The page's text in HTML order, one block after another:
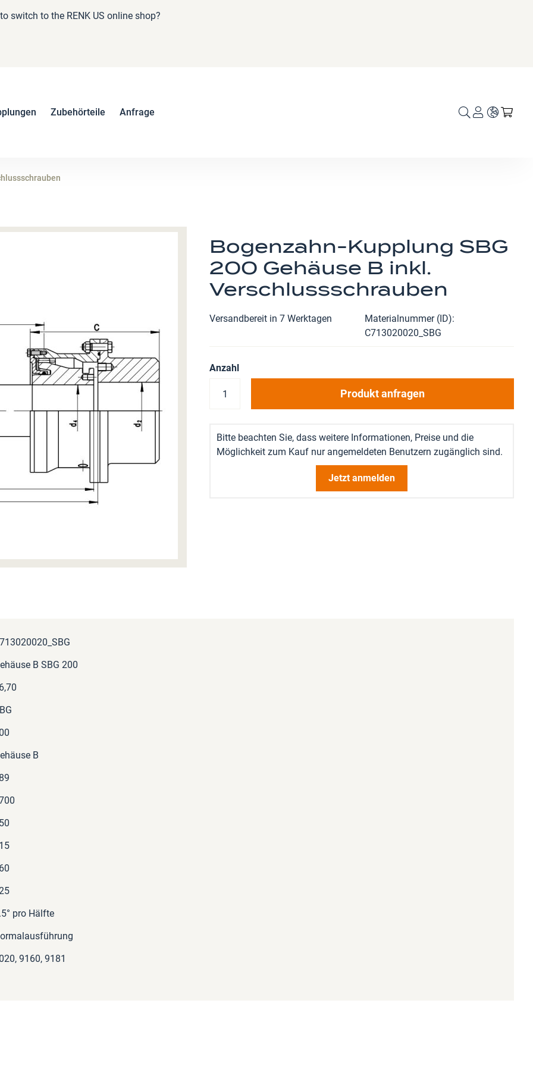
switch to the RENK US online shop?
Zubehörteile Anfrage Sprache
Bogenzahn-Kupplung SBG
200 Gehäuse B inkl.
Verschlussschrauben
Versandbereit in 7 Werktagen
Materialnummer (ID)
C713020020_SBG
Anzahl
Produkt anfragen
Bitte beachten Sie, dass weitere Informationen, Preise und die
Möglichkeit zum Kauf nur angemeldeten Benutzern zugänglich sind.
Jetzt anmelden
B SBG 200
B
pro Hälfte
9160, 9181